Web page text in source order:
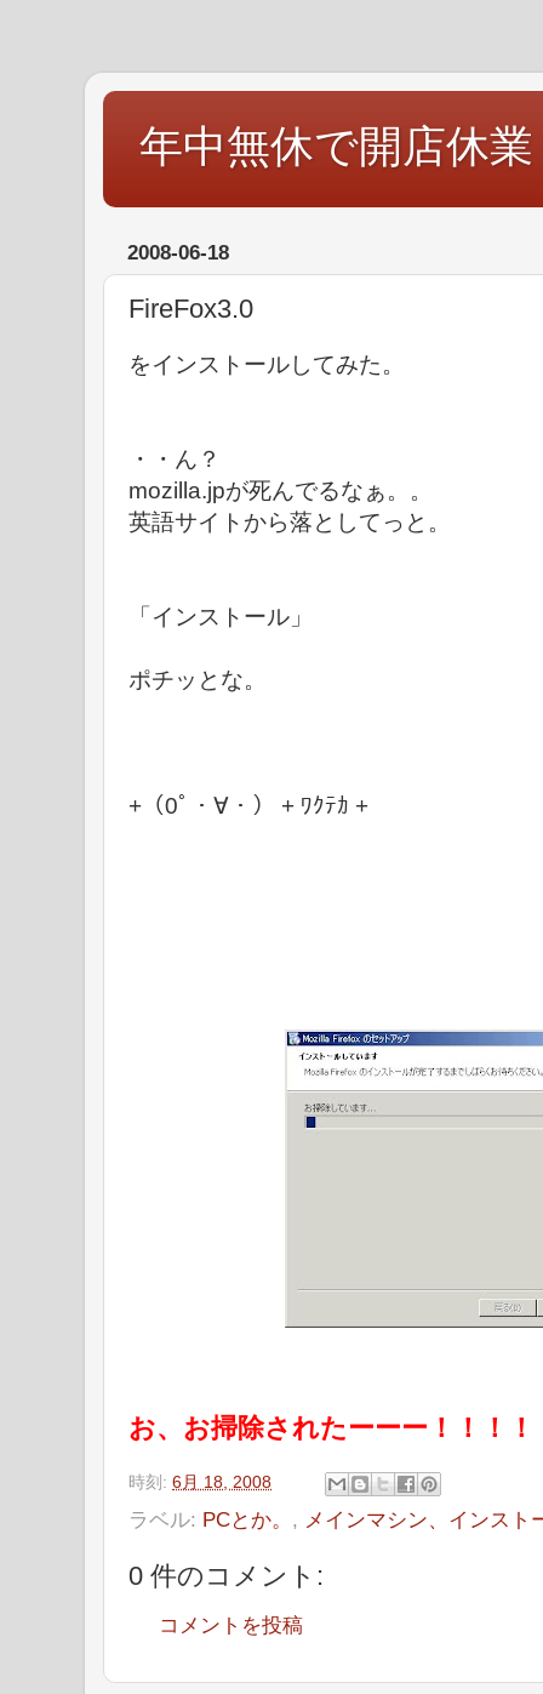
年中無休で開店休業
2008-06-18
FireFox3.0
をインストールしてみた。
・・ん？
mozilla.jpが死んでるなぁ。。
英語サイトから落としてっと。
「インストール」
ポチッとな。
+（0ﾟ・∀・） + ﾜｸﾃｶ +
お、お掃除されたーーー！！！！
時刻: 6月 18, 2008
ラベル: PCとか。 , メインマシン、インスト
0 件のコメント:
コメントを投稿